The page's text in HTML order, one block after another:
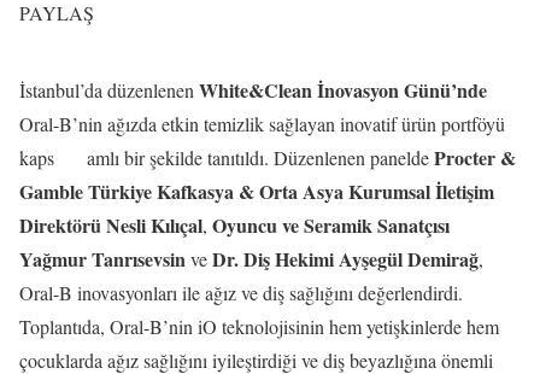
PAYLAŞ
İstanbul’da düzenlenen White&Clean İnovasyon Günü’nde
Oral-B’nin ağızda etkin temizlik sağlayan inovatif ürün portföyü
kaps amlı bir şekilde tanıtıldı. Düzenlenen paneldeProcter &
Gamble Türkiye Kafkasya & Orta Asya Kurumsal İletişim
Direktörü Nesli Kılıçal, Oyuncu ve Seramik Sanatçısı
Yağmur TanrısevsinveDr. Diş Hekimi Ayşegül Demirağ,
Oral-B inovasyonları ile ağız ve diş sağlığını değerlendirdi.
Toplantıda, Oral-B’nin iO teknolojisinin hem yetişkinlerde hem
çocuklarda ağız sağlığını iyileştirdiği ve diş beyazlığına önemli